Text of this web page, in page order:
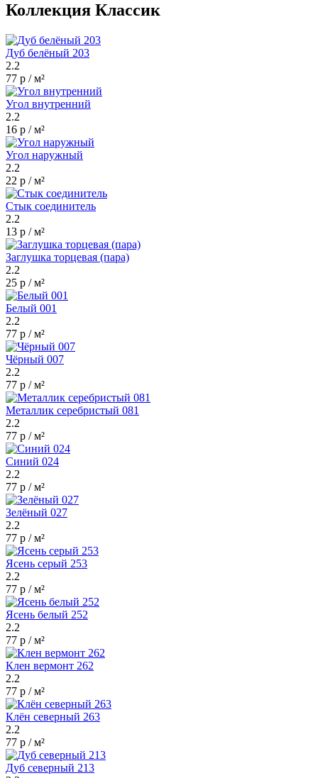
Коллекция Классик
Дуб белёный 203
2.2
77 р / м²
Угол внутренний
2.2
16 р / м²
Угол наружный
2.2
22 р / м²
Стык соединитель
2.2
13 р / м²
Заглушка торцевая (пара)
2.2
25 р / м²
Белый 001
2.2
77 р / м²
Чёрный 007
2.2
77 р / м²
Металлик серебристый 081
2.2
77 р / м²
Синий 024
2.2
77 р / м²
Зелёный 027
2.2
77 р / м²
Ясень серый 253
2.2
77 р / м²
Ясень белый 252
2.2
77 р / м²
Клен вермонт 262
2.2
77 р / м²
Клён северный 263
2.2
77 р / м²
Дуб северный 213